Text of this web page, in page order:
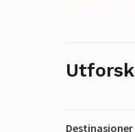
Utforsk
Destinasjoner